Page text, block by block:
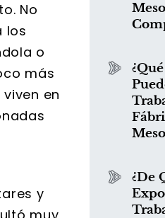
No
los
o
más
en
y
¿De